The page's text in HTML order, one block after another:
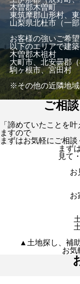
木曽郡木曽町
東筑摩郡山形村、
山梨県北杜市（一部
お客様の強いご希
以下のエリアで建
木曽郡木祖村
大町市、北安曇郡
駒ヶ根市、宮田村
※その他の近隣地
ご相
「諦めていたことを
ますので
まずはお気軽にご相談
まず
見て
お
お
▲土地探し、補
お気